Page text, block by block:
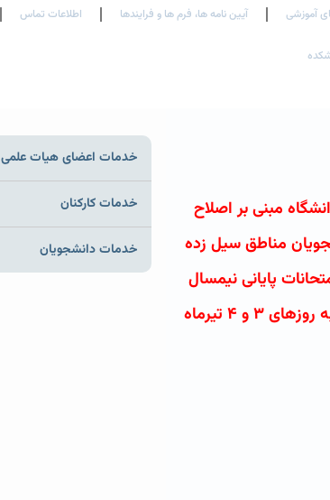
آموزشی آیین نامه ها، فرم ها و فرایندها اطلاعات تماس
مبنی بر اصلاح
حال دانشجویان مناطق سیل زده
۱۳۹۸ انتقال یافته که با امتحانات پایانی نیمسال
دوم ۹۷-۹۸ دانشگاه همزمان شده است، مقرر گردید که امتحانات روزهای ۲۲ و ۲۳ خردادماه به ترتیب به روزهای ۳ و ۴ تیرماه
خدمات اعضای هیات علمی
خدمات کارکنان
خدمات دانشجویان